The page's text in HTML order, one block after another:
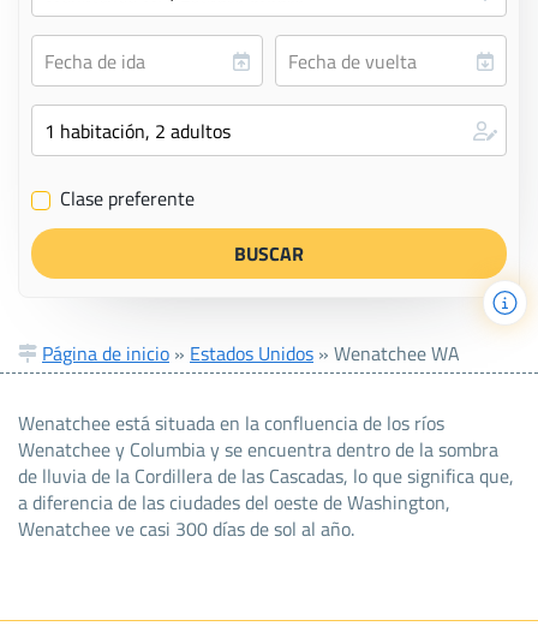
✔ Clase preferente
Página de inicio » Estados Unidos » Wenatchee WA
Wenatchee está situada en la confluencia de los ríos
Wenatchee y Columbia y se encuentra dentro de la sombra
de lluvia de la Cordillera de las Cascadas, lo que significa que,
a diferencia de las ciudades del oeste de Washington,
Wenatchee ve casi 300 días de sol al año.